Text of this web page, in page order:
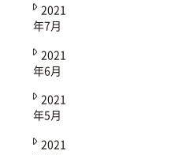
2021
年7月
2021
年6月
2021
年5月
2021